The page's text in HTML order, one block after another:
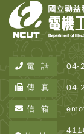
電 話 04-
傳 真 04-
信 箱